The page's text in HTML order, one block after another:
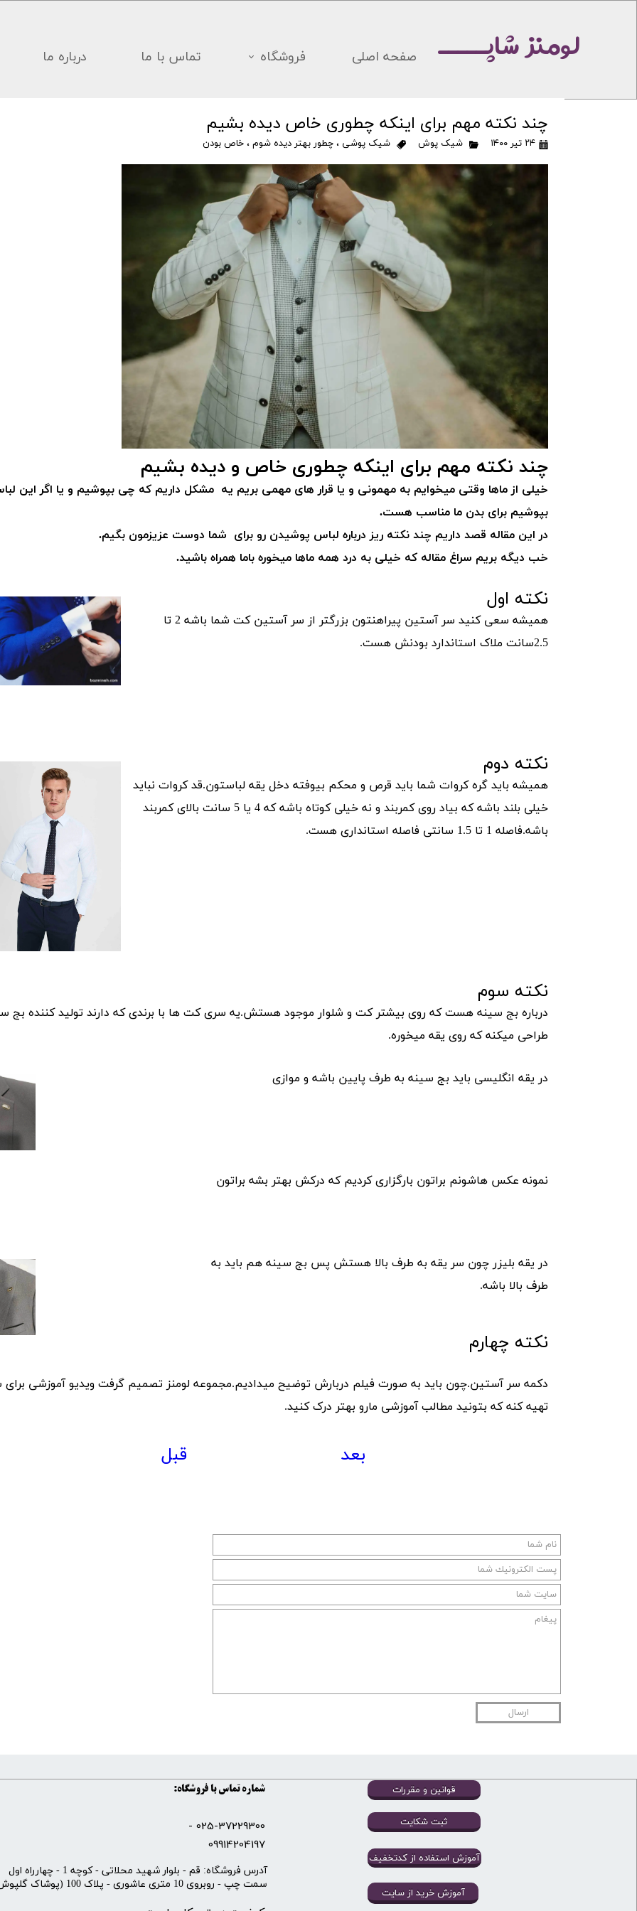
صفحه اصلی فروشگاه تماس با ما درباره ما لومنز شاپـــــ
چند نکته مهم برای اینکه چطوری خاص دیده بشیم
۲۴ تیر ۱۴۰۰ شیک پوش شیک پوشی ، چطور بهتر دیده شوم ، خاص بودن
چند نکته مهم برای اینکه چطوری خاص و دیده بشیم
خیلی از ماها وقتی میخوایم به مهمونی و یا قرار های مهمی بریم یه مشکل داریم که چی بپوشیم و یا اگر این
بپوشیم برای بدن ما مناسب هست.
در این مقاله قصد داریم چند نکته ریز درباره لباس پوشیدن رو برای شما دوست عزیزمون بگیم.
خب دیگه بریم سراغ مقاله که خیلی به درد همه ماها میخوره باما همراه باشید.
نکته اول
همیشه سعی کنید سر آستین پیراهنتون بزرگتر از سر آستین کت شما باشه 2 تا
2.5سانت ملاک استاندارد بودنش هست.
نکته دوم
همیشه باید گره کروات شما باید قرص و محکم بیوفته دخل یقه لباستون.قد کروات نباید
خیلی بلند باشه که بیاد روی کمربند و نه خیلی کوتاه باشه که 4 یا 5 سانت بالای کمربند
باشه.فاصله 1 تا 1.5 سانتی فاصله استانداری هست.
نکته سوم
درباره بج سینه هست که روی بیشتر کت و شلوار موجود هستش.یه سری کت ها با برندی که دارند تولید کننده بج
طراحی میکنه که روی یقه میخوره.
در یقه انگلیسی باید بج سینه به طرف پایین باشه و موازی
نمونه عکس هاشونم براتون بارگزاری کردیم که درکش بهتر بشه براتون
در یقه بلیزر چون سر یقه به طرف بالا هستش پس بج سینه هم باید به
طرف بالا باشه.
نکته چهارم
دکمه سر آستین.چون باید به صورت فیلم دربارش توضیح میدادیم.مجموعه لومنز تصمیم گرفت ویدیو آموزشی برای
تهیه کنه که بتونید مطالب آموزشی مارو بهتر درک کنید.
بعد قبل
ارسال
شماره تماس با فروشگاه:
025-37229300 -
09914204197
قوانین و مقررات
ثبت شکایت
آموزش خرید از سایت
آموزش استفاده از کدتخفیف
​آدرس فروشگاه: قم - بلوار شهید محلاتی - کوچه 1 - چهارراه اول
سمت چپ - روبروی 10 متری عاشوری - پلاک 100 (پوشاک گلپوش)